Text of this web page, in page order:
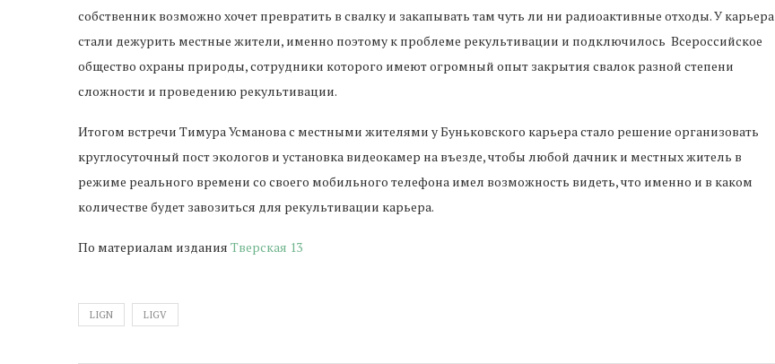
собственник возможно хочет превратить в свалку и закапывать там чуть ли ни радиоактивные отходы. У карьера
стали дежурить местные жители, именно поэтому к проблеме рекультивации и подключилось ​Всероссийское
общество охраны природы, сотрудники которого имеют огромный опыт закрытия свалок разной степени
сложности и проведению рекультивации.
Итогом встречи Тимура Усманова с местными жителями у Буньковского карьера стало решение организовать
круглосуточный пост экологов и установка видеокамер на въезде, чтобы любой дачник и местных житель в
режиме реального времени со своего мобильного телефона имел возможность видеть, что именно и в каком
количестве будет завозиться для рекультивации карьера.
По материалам издания Тверская 13
LIGN LIGV